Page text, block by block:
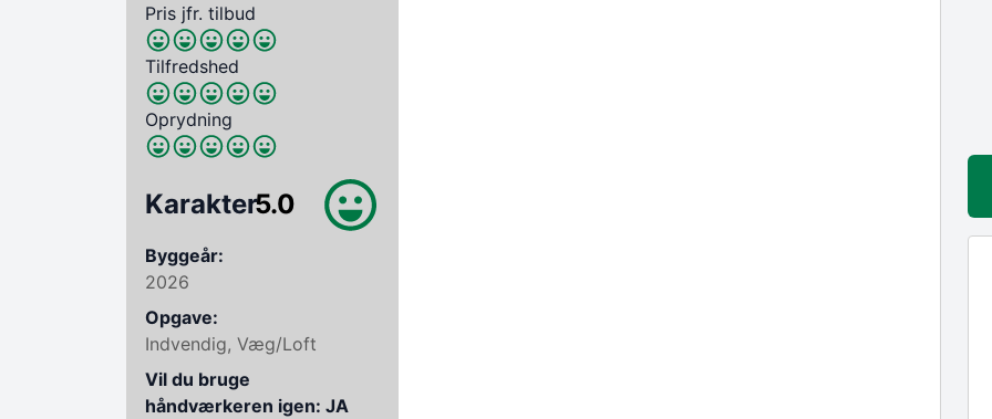
Pris jfr. tilbud
Tilfredshed
Oprydning
Karakter5.0
Byggeår:
2026
Opgave:
Indvendig, Væg/Loft
Vil du bruge
håndværkeren igen: JA